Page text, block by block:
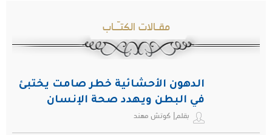
مقـالات الكتـّـاب
الدهون الأحشائية خطر صامت يختبئ
في البطن ويهدد صحة الإنسان
بقلم| كوتش مهند